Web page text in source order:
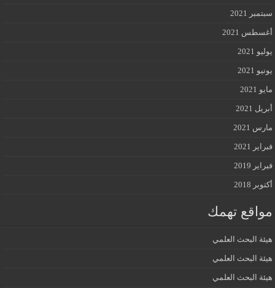
سبتمبر 2021
أغسطس 2021
يوليو 2021
يونيو 2021
مايو 2021
أبريل 2021
مارس 2021
فبراير 2021
فبراير 2019
أكتوبر 2018
مواقع تهمك
هيئة البحث العلمي
هيئة البحث العلمي
هيئة البحث العلمي